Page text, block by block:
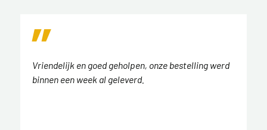
Vriendelijk en goed geholpen, onze bestelling werd
binnen een week al geleverd.